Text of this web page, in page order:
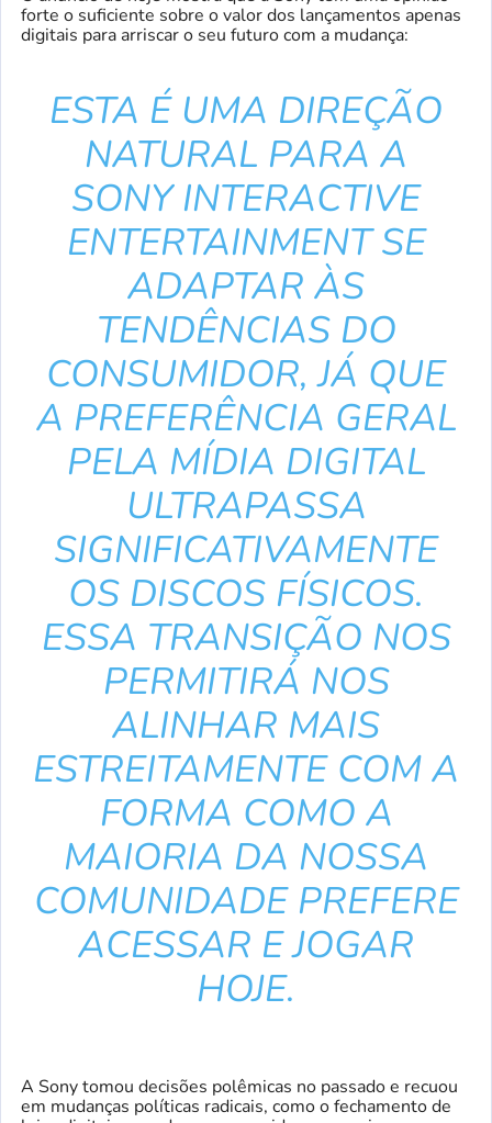
forte o suficiente sobre o valor dos lançamentos apenas
digitais para arriscar o seu futuro com a mudança:
ESTA É UMA DIREÇÃO
NATURAL PARA A
SONY INTERACTIVE
ENTERTAINMENT SE
ADAPTAR ÀS
TENDÊNCIAS DO
CONSUMIDOR, JÁ QUE
A PREFERÊNCIA GERAL
PELA MÍDIA DIGITAL
ULTRAPASSA
SIGNIFICATIVAMENTE
OS DISCOS FÍSICOS.
ESSA TRANSIÇÃO NOS
PERMITIRÁ NOS
ALINHAR MAIS
ESTREITAMENTE COM A
FORMA COMO A
MAIORIA DA NOSSA
COMUNIDADE PREFERE
ACESSAR E JOGAR
HOJE.
A Sony tomou decisões polêmicas no passado e recuou
em mudanças políticas radicais, como o fechamento de